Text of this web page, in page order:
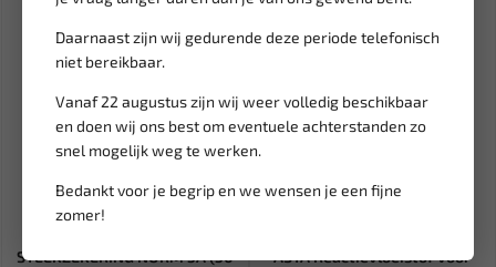
Daarnaast zijn wij gedurende deze periode telefonisch
niet bereikbaar.
Vanaf 22 augustus zijn wij weer volledig beschikbaar
en doen wij ons best om eventuele achterstanden zo
snel mogelijk weg te werken.
Bedankt voor je begrip en we wensen je een fijne
zomer!Leverbaar
STEEKZEKERING NORM 5A (50
ASTA Reactievloeistof voor